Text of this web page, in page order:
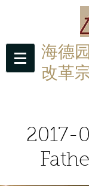
海德
改革
2017-